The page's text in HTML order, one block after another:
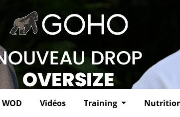
WOD Vidéos Training